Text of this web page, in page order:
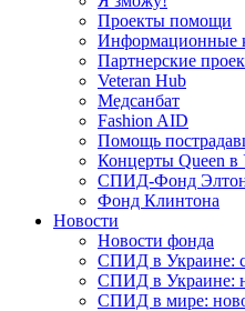
Проекты помощи
Информационные
Партнерские
Veteran Hub
Медсанбат
Fashion AID
Помощь
Концерты Queen в
СПИД-Фонд
Фонд Клинтона
Новости
Новости фонда
СПИД в Украине:
СПИД в Украине:
СПИД в мире: